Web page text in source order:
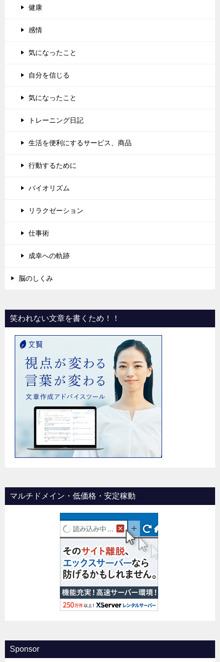
健康
感情
気になったこと
自分を信じる
気になったこと
トレーニング日記
生活を便利にするサービス、商品
行動するために
バイオリズム
リラクゼーション
仕事術
成幸への軌跡
脳のしくみ
笑われない文章を書くため！！
マルチドメイン・低価格・安定稼動
Sponsor